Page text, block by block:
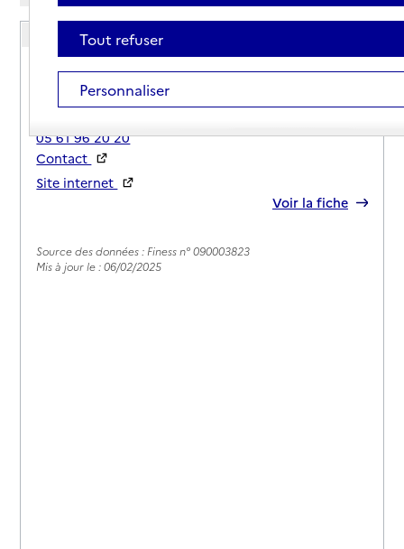
USLD du Centre hospitalier
Adresse
Boulevard Noël Peyrevidal
09200-Saint-Girons
05 61 96 20 20
Contact
Site internet
Voir la fiche
Source des données : Finess n° 090003823
Mis à jour le : 06/02/2025
Tout refuser
Personnaliser